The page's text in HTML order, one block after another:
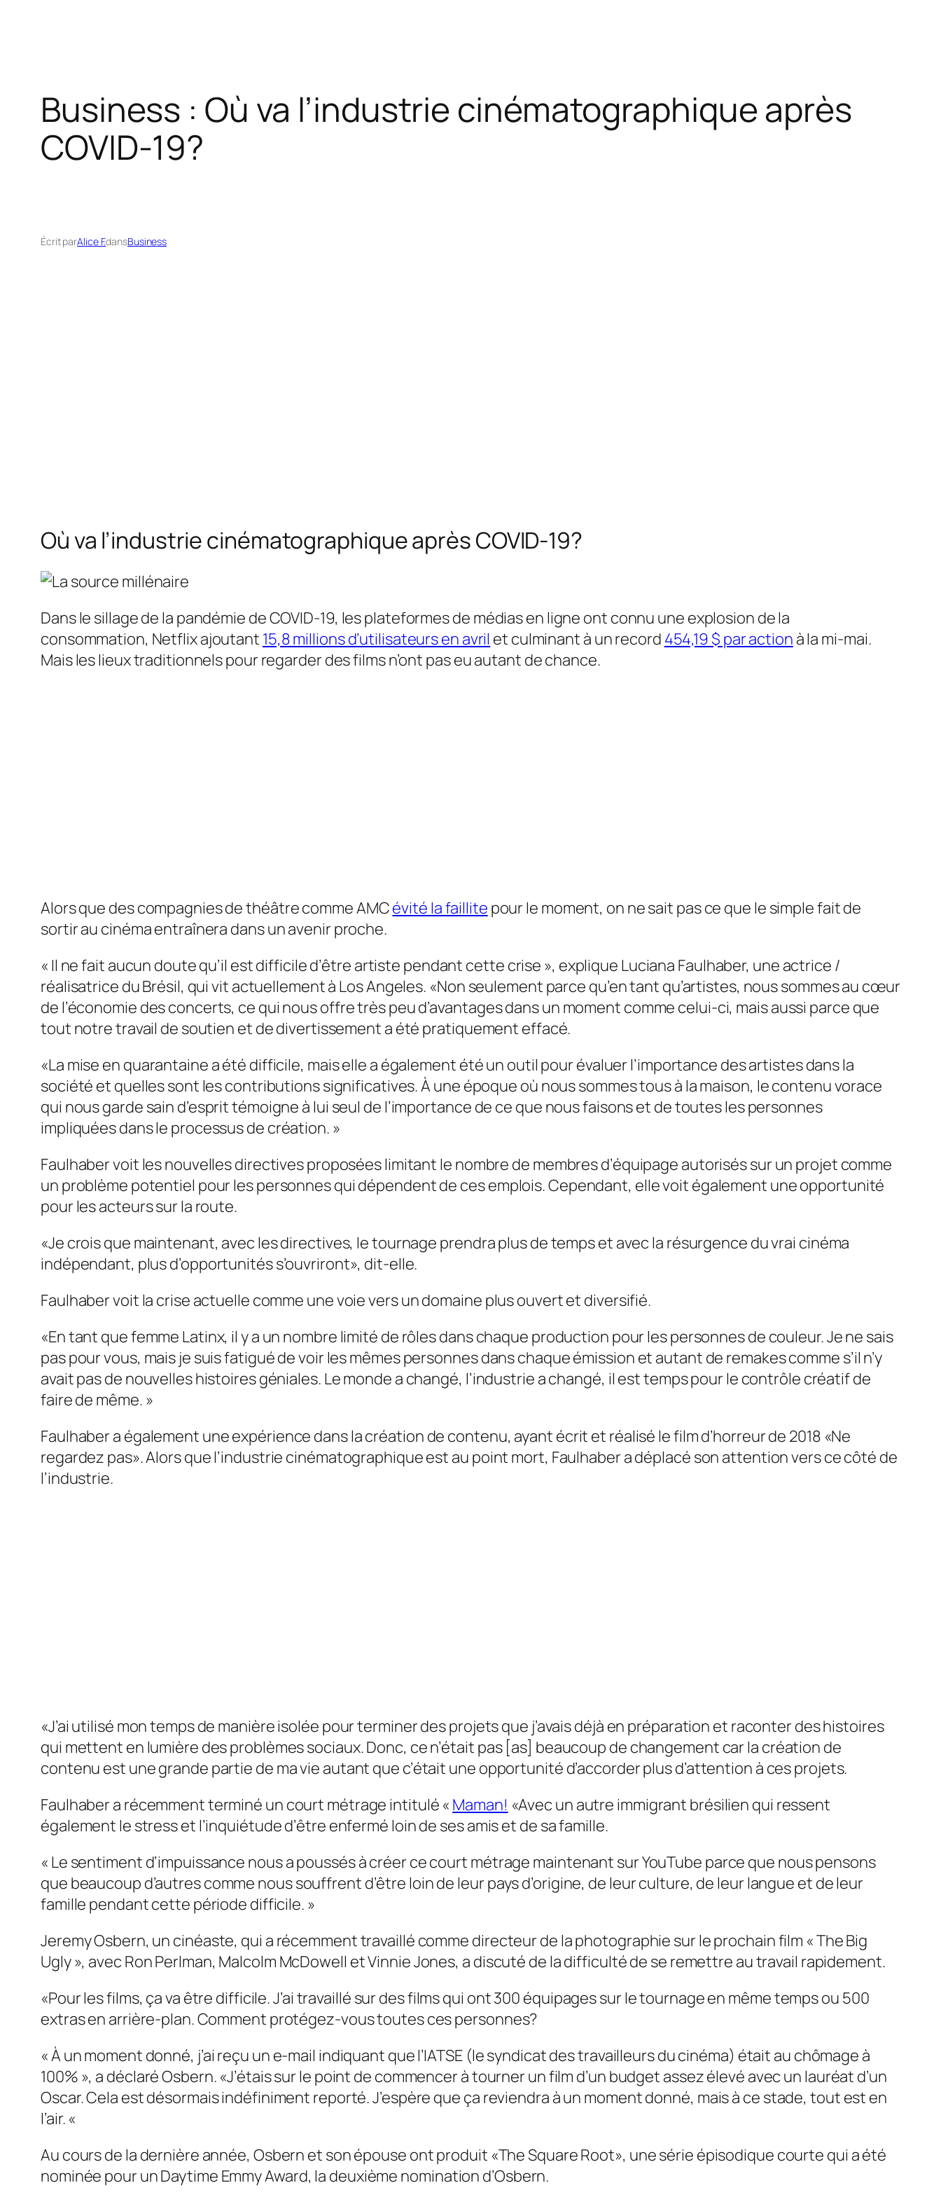
Business : Où va l’industrie cinématographique après
COVID-19?
Écrit parAlice F.dansBusiness
Où va l’industrie cinématographique après COVID-19?
Dans le sillage de la pandémie de COVID-19, les plateformes de médias en ligne ont connu une explosion de la
consommation, Netflix ajoutant 15,8 millions d’utilisateurs en avril et culminant à un record 454,19 $ par action à la mi-mai.
Mais les lieux traditionnels pour regarder des films n’ont pas eu autant de chance.
Alors que des compagnies de théâtre comme AMCévité la faillite pour le moment, on ne sait pas ce que le simple fait de
sortir au cinéma entraînera dans un avenir proche.
« Il ne fait aucun doute qu’il est difficile d’être artiste pendant cette crise », explique Luciana Faulhaber, une actrice /
réalisatrice du Brésil, qui vit actuellement à Los Angeles. «Non seulement parce qu’en tant qu’artistes, nous sommes au cœur
de l’économie des concerts, ce qui nous offre très peu d’avantages dans un moment comme celui-ci, mais aussi parce que
tout notre travail de soutien et de divertissement a été pratiquement effacé.
«La mise en quarantaine a été difficile, mais elle a également été un outil pour évaluer l’importance des artistes dans la
société et quelles sont les contributions significatives. À une époque où nous sommes tous à la maison, le contenu vorace
qui nous garde sain d’esprit témoigne à lui seul de l’importance de ce que nous faisons et de toutes les personnes
impliquées dans le processus de création. »
Faulhaber voit les nouvelles directives proposées limitant le nombre de membres d’équipage autorisés sur un projet comme
un problème potentiel pour les personnes qui dépendent de ces emplois. Cependant, elle voit également une opportunité
pour les acteurs sur la route.
«Je crois que maintenant, avec les directives, le tournage prendra plus de temps et avec la résurgence du vrai cinéma
indépendant, plus d’opportunités s’ouvriront», dit-elle.
Faulhaber voit la crise actuelle comme une voie vers un domaine plus ouvert et diversifié.
«En tant que femme Latinx, il y a un nombre limité de rôles dans chaque production pour les personnes de couleur. Je ne sais
pas pour vous, mais je suis fatigué de voir les mêmes personnes dans chaque émission et autant de remakes comme s’il n’y
avait pas de nouvelles histoires géniales. Le monde a changé, l’industrie a changé, il est temps pour le contrôle créatif de
faire de même. »
Faulhaber a également une expérience dans la création de contenu, ayant écrit et réalisé le film d’horreur de 2018 «Ne
regardez pas». Alors que l’industrie cinématographique est au point mort, Faulhaber a déplacé son attention vers ce côté de
l’industrie.
«J’ai utilisé mon temps de manière isolée pour terminer des projets que j’avais déjà en préparation et raconter des histoires
qui mettent en lumière des problèmes sociaux. Donc, ce n’était pas [as] beaucoup de changement car la création de
contenu est une grande partie de ma vie autant que c’était une opportunité d’accorder plus d’attention à ces projets.
Faulhaber a récemment terminé un court métrage intitulé « Maman! «Avec un autre immigrant brésilien qui ressent
également le stress et l’inquiétude d’être enfermé loin de ses amis et de sa famille.
« Le sentiment d’impuissance nous a poussés à créer ce court métrage maintenant sur YouTube parce que nous pensons
que beaucoup d’autres comme nous souffrent d’être loin de leur pays d’origine, de leur culture, de leur langue et de leur
famille pendant cette période difficile. »
Jeremy Osbern, un cinéaste, qui a récemment travaillé comme directeur de la photographie sur le prochain film « The Big
Ugly », avec Ron Perlman, Malcolm McDowell et Vinnie Jones, a discuté de la difficulté de se remettre au travail rapidement.
«Pour les films, ça va être difficile. J’ai travaillé sur des films qui ont 300 équipages sur le tournage en même temps ou 500
extras en arrière-plan. Comment protégez-vous toutes ces personnes?
« À un moment donné, j’ai reçu un e-mail indiquant que l’IATSE (le syndicat des travailleurs du cinéma) était au chômage à
100% », a déclaré Osbern. «J’étais sur le point de commencer à tourner un film d’un budget assez élevé avec un lauréat d’un
Oscar. Cela est désormais indéfiniment reporté. J’espère que ça reviendra à un moment donné, mais à ce stade, tout est en
l’air. «
Au cours de la dernière année, Osbern et son épouse ont produit «The Square Root», une série épisodique courte qui a été
nominée pour un Daytime Emmy Award, la deuxième nomination d’Osbern.